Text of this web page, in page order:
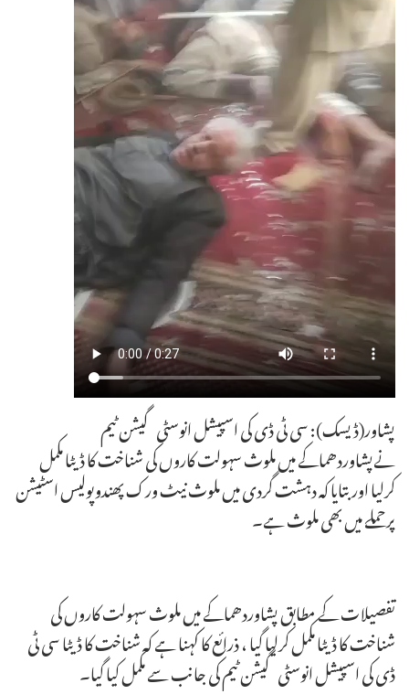
پشاور(ڈیسک): سی ٹی ڈی کی اسپیشل انوسٹی گیشن ٹیم
نےپشاوردھماکے میں ملوث سہولت کاروں کی شناخت کا ڈیٹا مکمل
کرلیا اور بتایا کہ دہشت گردی میں ملوث نیٹ ورک پھندوپولیس اسٹیشن
پرحملے میں بھی ملوث ہے۔
تفصیلات کے مطابق پشاوردھماکے میں ملوث سہولت کاروں کی
شناخت کا ڈیٹا مکمل کرلیا گیا ، ذرائع کا کہنا ہے کہ شناخت کا ڈیٹا سی ٹی
ڈی کی اسپیشل انوسٹی گیشن ٹیم کی جانب سے مکمل کیا گیا۔